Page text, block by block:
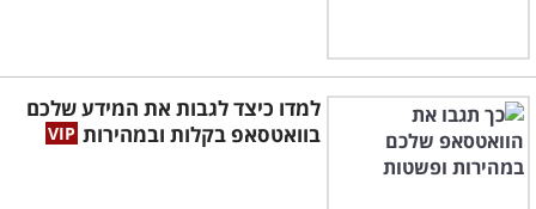
למדו כיצד לגבות את המידע שלכם
בוואטסאפ בקלות ובמהירות